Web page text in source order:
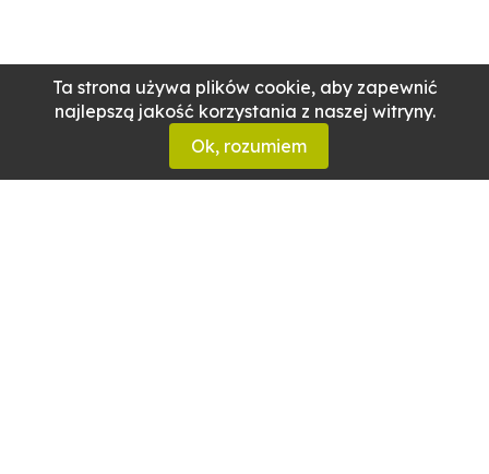
Ta strona używa plików cookie, aby zapewnić
najlepszą jakość korzystania z naszej witryny.
Ok, rozumiem